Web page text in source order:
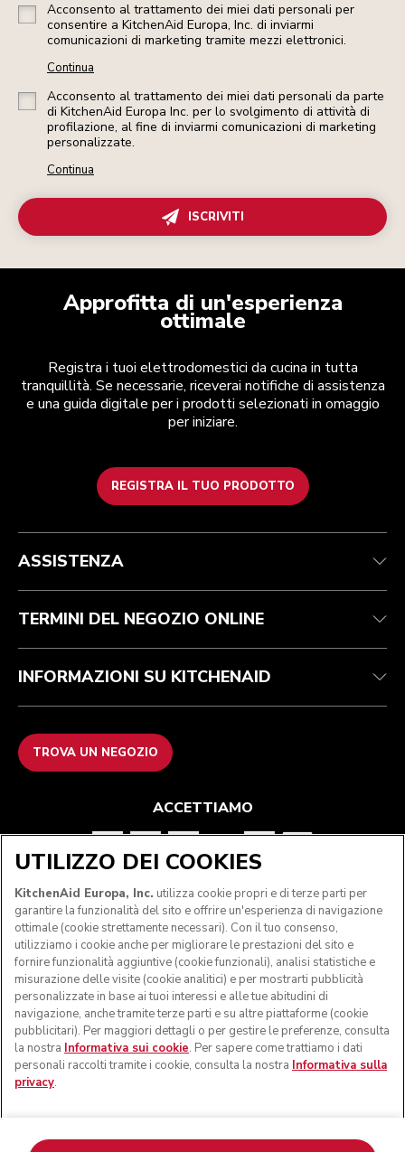
Acconsento al trattamento dei miei dati personali per
consentire a KitchenAid Europa, Inc. di inviarmi
comunicazioni di marketing tramite mezzi elettronici.
Continua
Acconsento al trattamento dei miei dati personali da parte
di KitchenAid Europa Inc. per lo svolgimento di attività di
profilazione, al fine di inviarmi comunicazioni di marketing
personalizzate.
Continua
ISCRIVITI
Approfitta di un'esperienza
ottimale
Registra i tuoi elettrodomestici da cucina in tutta
tranquillità. Se necessarie, riceverai notifiche di assistenza
e una guida digitale per i prodotti selezionati in omaggio
per iniziare.
REGISTRA IL TUO PRODOTTO
Health Check
Traccia il tuo ordine
Garanzia e documentazione
FAQ
Termini e condizioni
Resi e rimborsi
Imprint
ODR
Per il marchio
Trova un negozio
ASSISTENZA
TERMINI DEL NEGOZIO ONLINE
INFORMAZIONI SU KITCHENAID
TROVA UN NEGOZIO
ACCETTIAMO
SEGUICI
Uniti e altrove.
UTILIZZO DEI COOKIES
KitchenAid Europa, Inc. utilizza cookie propri e di terze parti per
garantire la funzionalità del sito e offrire un'esperienza di navigazione
ottimale (cookie strettamente necessari). Con il tuo consenso,
utilizziamo i cookie anche per migliorare le prestazioni del sito e
fornire funzionalità aggiuntive (cookie funzionali), analisi statistiche e
misurazione delle visite (cookie analitici) e per mostrarti pubblicità
personalizzate in base ai tuoi interessi e alle tue abitudini di
navigazione, anche tramite terze parti e su altre piattaforme (cookie
pubblicitari). Per maggiori dettagli o per gestire le preferenze, consulta
la nostra Informativa sui cookie. Per sapere come trattiamo i dati
personali raccolti tramite i cookie, consulta la nostra Informativa sulla
privacy.